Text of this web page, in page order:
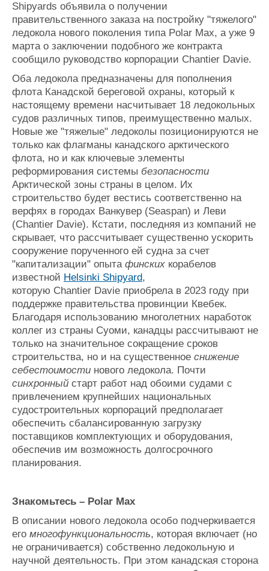
Конференции
Выставки и семинары
Личности
Словарь
Флот
Галерея флота
Форум
Отзывы
Shipyards объявила о получении
правительственного заказа на постройку "тяжелого"
ледокола нового поколения типа Polar Maх, а уже 9
марта о заключении подобного же контракта
сообщило руководство корпорации Chantier Davie.
Оба ледокола предназначены для пополнения
флота Канадской береговой охраны, который к
настоящему времени насчитывает 18 ледокольных
судов различных типов, преимущественно малых.
Новые же "тяжелые" ледоколы позиционируются не
только как флагманы канадского арктического
флота, но и как ключевые элементы
реформирования системы безопасности
Арктической зоны страны в целом. Их
строительство будет вестись соответственно на
верфях в городах Ванкувер (Seaspan) и Леви
(Chantier Davie). Кстати, последняя из компаний не
скрывает, что рассчитывает существенно ускорить
сооружение порученного ей судна за счет
"капитализации" опыта финских корабелов
известной Helsinki Shipyard,
которую Chantier Davie приобрела в 2023 году при
поддержке правительства провинции Квебек.
Благодаря использованию многолетних наработок
коллег из страны Суоми, канадцы рассчитывают не
только на значительное сокращение сроков
строительства, но и на существенное снижение
себестоимости нового ледокола. Почти
синхронный старт работ над обоими судами с
привлечением крупнейших национальных
судостроительных корпораций предполагает
обеспечить сбалансированную загрузку
поставщиков комплектующих и оборудования,
обеспечив им возможность долгосрочного
планирования.
Знакомьтесь – Polar Maх
В описании нового ледокола особо подчеркивается
его многофункциональность, которая включает (но
не ограничивается) собственно ледокольную и
научной деятельность. При этом канадская сторона